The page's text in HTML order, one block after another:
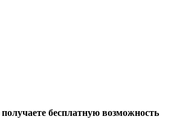
получаете бесплатную возможность